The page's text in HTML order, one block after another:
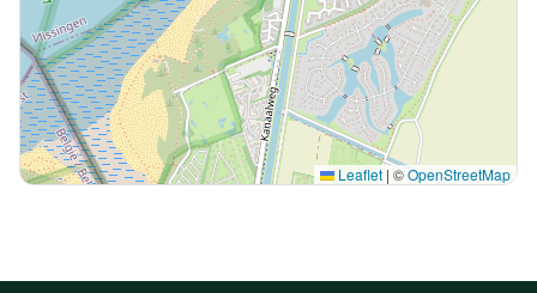
Leaflet | ©OpenStreetMap